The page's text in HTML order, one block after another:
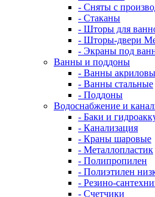
- Сняты с
- Стаканы
- Шторы для
- Шторы-двери
- Экраны под
Ванны и поддоны
- Ванны
- Ванны стальные
- Поддоны
Водоснабжение и
- Баки и
- Канализация
- Краны шаровые
- Металлопластик
- Полипропилен
- Полиэтилен
- Резино-
- Счетчики